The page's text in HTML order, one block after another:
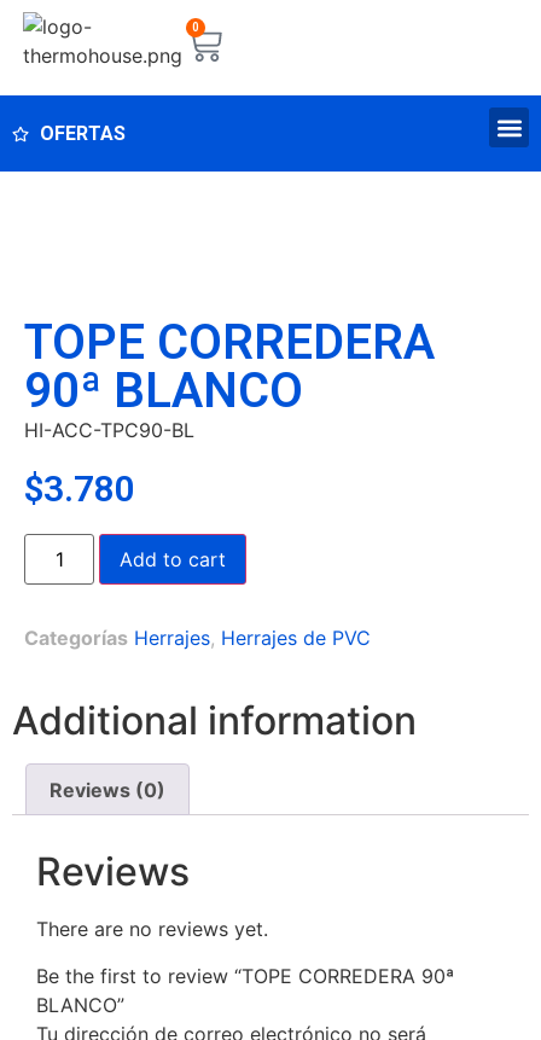
0
OFERTAS
TOPE CORREDERA
90ª BLANCO
HI-ACC-TPC90-BL
$3.780
Add to cart
Categorías Herrajes, Herrajes de PVC
Additional information
Reviews (0)
Reviews
There are no reviews yet.
Be the first to review “TOPE CORREDERA 90ª
BLANCO”
Tu dirección de correo electrónico no será